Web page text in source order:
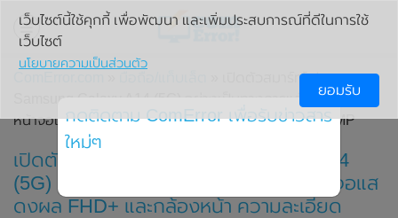
» เปิดตัวสมาร์ทโฟน
Samsung Galaxy A14 (5G) อย่างเป็นทางการแล้ว มาพร้อม
หน้าจอแสดงผล FHD+ และกล้องหน้า ความละเอียด 13MP
เปิดตัวสมาร์ทโฟน Samsung Galaxy A14
(5G) อย่างเป็นทางการแล้ว มาพร้อมหน้าจอแส
ดงผล FHD+ และกล้องหน้า ความละเอียด
เว็บไซต์นี้ใช้คุกกี้ เพื่อพัฒนา และเพิ่มประสบการณ์ที่ดีในการใช้
เว็บไซต์
นโยบายความเป็นส่วนตัว
ยอมรับ
กดติดตาม ComError เพื่อรับข่าวสาร
ใหม่ๆ